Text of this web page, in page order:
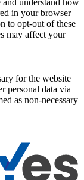
in your browser
to opt-out of these
may affect your
for the website
personal data via
as non-necessary